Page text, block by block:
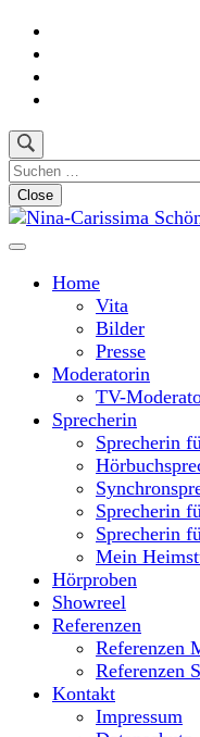
Skip
content
(Press
Suchen
nach:
Close
Nina-
Home
Vita
Bilder
Presse
Moderatorin
TV-
Sprecherin
Sprecherin
Sprecherin
Sprecherin
Mein
Hörproben
Showreel
Referenzen
Referenzen
Referenzen
Kontakt
Impressum